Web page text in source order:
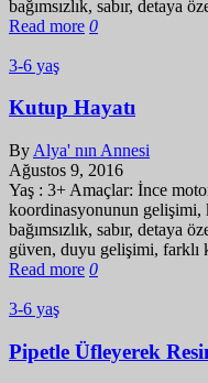
bağımsızlık, sabır, detaya
Read more 0
3-6 yaş
Kutup Hayatı
By Alya' nın Annesi
Ağustos 9, 2016
Yaş : 3+ Amaçlar: İnce
koordinasyonunun gelişimi,
bağımsızlık, sabır, detaya
güven, duyu gelişimi, farklı
Read more 0
3-6 yaş
Pipetle Üfleyerek